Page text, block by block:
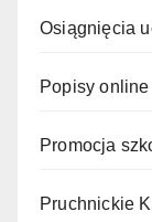
Osiągnięcia
Popisy online
Promocja
Pruchnickie